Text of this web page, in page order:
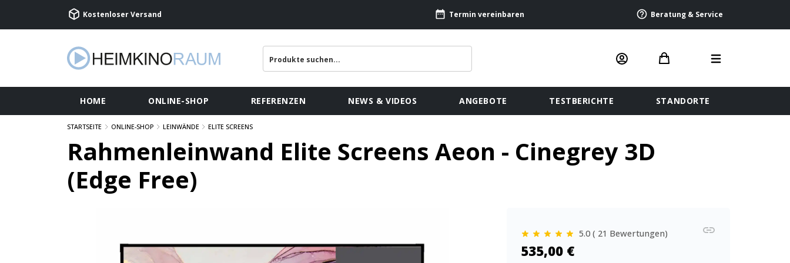
Kostenloser Versand Termin vereinbaren Beratung & Service
HOME ONLINE-SHOP REFERENZEN NEWS & VIDEOS ANGEBOTE TESTBERICHTE STANDORTE
STARTSEITE ONLINE-SHOP LEINWÄNDE ELITE SCREENS
Rahmenleinwand Elite Screens Aeon - Cinegrey 3D
(Edge Free)
5.0 ( 21 Bewertungen)
535,00 €